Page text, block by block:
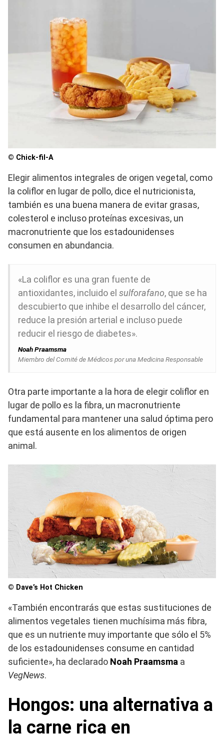
© Chick-fil-A
Elegir alimentos integrales de origen vegetal, como
la coliflor en lugar de pollo, dice el nutricionista,
también es una buena manera de evitar grasas,
colesterol e incluso proteínas excesivas, un
macronutriente que los estadounidenses
consumen en abundancia.
«La coliflor es una gran fuente de
antioxidantes, incluido el sulforafano, que se ha
descubierto que inhibe el desarrollo del cáncer,
reduce la presión arterial e incluso puede
reducir el riesgo de diabetes».
Noah Praamsma
Miembro del Comité de Médicos por una Medicina Responsable
Otra parte importante a la hora de elegir coliflor en
lugar de pollo es la fibra, un macronutriente
fundamental para mantener una salud óptima pero
que está ausente en los alimentos de origen
animal.
© Dave’s Hot Chicken
«También encontrarás que estas sustituciones de
alimentos vegetales tienen muchísima más fibra,
que es un nutriente muy importante que sólo el 5%
de los estadounidenses consume en cantidad
suficiente», ha declarado Noah Praamsma a
VegNews.
Hongos: una alternativa a
la carne rica en